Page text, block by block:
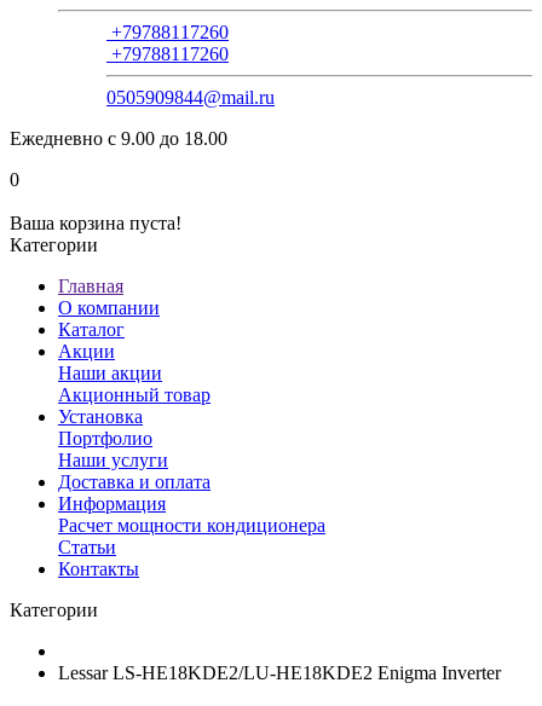
+79788117260
+79788117260
0505909844@mail.ru
Ежедневно с 9.00 до 18.00
0
Ваша корзина пуста!
Категории
Главная
О компании
Каталог
Акции
Наши акции
Акционный товар
Установка
Портфолио
Наши услуги
Доставка и оплата
Информация
Расчет мощности кондиционера
Статьи
Контакты
Категории
Lessar LS-HE18KDE2/LU-HE18KDE2 Enigma Inverter